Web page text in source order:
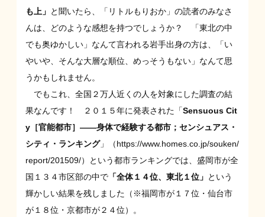
も上 」 と聞いたら、「リトルもりおか」の読者のみなさ
んは、どのような感想を持つでしょうか？ 「東北の中
でも奥ゆかしい」なんて言われる岩手出身の方は、「い
やいや、そんな大層な順位、めっそうもない」なんて思
うかもしれません。
でもこれ、全国２万人近くの人を対象にした調査の結
果なんです！ ２０１５年に発表された「Sensuous Cit
y［官能都市］——身体で経験する都市；センシュアス・
シティ・ランキング」（https://www.homes.co.jp/souken/
report/201509/）という都市ランキングでは、盛岡市が全
国１３４市区部の中で 「全体１４位、東北１位 」 という
輝かしい結果を残しました（※福岡市が１７位・仙台市
が１８位・京都市が２４位）。